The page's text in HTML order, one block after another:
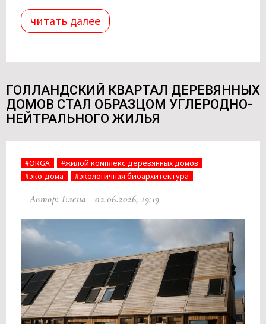
читать далее
ГОЛЛАНДСКИЙ КВАРТАЛ ДЕРЕВЯННЫХ
ДОМОВ СТАЛ ОБРАЗЦОМ УГЛЕРОДНО-
НЕЙТРАЛЬНОГО ЖИЛЬЯ
#ORGA
#жилой комплекс деревянных домов
#эко-дома
#экологичная биоархитектура
Автор: Елена 02.06.2026, 19:19